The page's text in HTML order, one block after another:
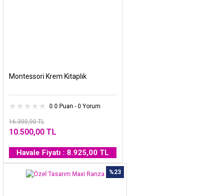
Montessori Krem Kitaplık
0.0 Puan - 0 Yorum
16.300,00 TL
10.500,00 TL
Havale Fiyatı : 8.925,00 TL
%23